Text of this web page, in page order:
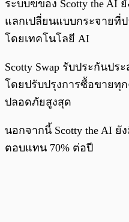
ระบบฃของ Scotty the AI
แลกเปลี่ยนแบบกระจายที่
โดยเทคโนโลยี AI
Scotty Swap รับประกันป
โดยปรับปรุงการซื้อขายทุ
ปลอดภัยสูงสุด
นอกจากนี้ Scotty the AI ยั
ตอบแทน 70% ต่อปี